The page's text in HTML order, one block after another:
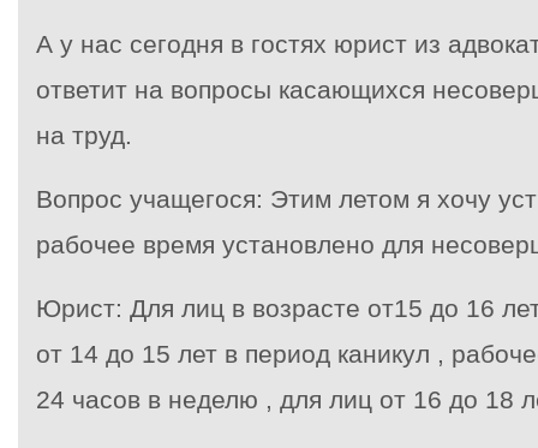
А у нас сегодня в гостях юрист из
ответит на вопросы касающихся
на труд.
Вопрос учащегося: Этим летом я хочу
рабочее время установлено для
Юрист: Для лиц в возрасте от15 до 16
от 14 до 15 лет в период каникул ,
24 часов в неделю , для лиц от 16 до 18